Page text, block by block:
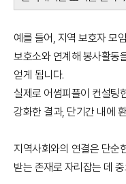
예를 들어, 지역 보호자 모
보호소와 연계해 봉사활동
얻게 됩니다.
실제로 어썸피플이 컨설팅
강화한 결과, 단기간 내에
지역사회와의 연결은 단순
받는 존재로 자리잡는 데